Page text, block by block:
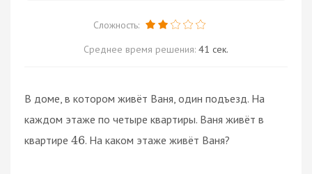
Сложность:
Среднее время решения: 41 сек.
В доме, в котором живёт Ваня, один подъезд. На
каждом этаже по четыре квартиры. Ваня живёт в
квартире 46. На каком этаже живёт Ваня?